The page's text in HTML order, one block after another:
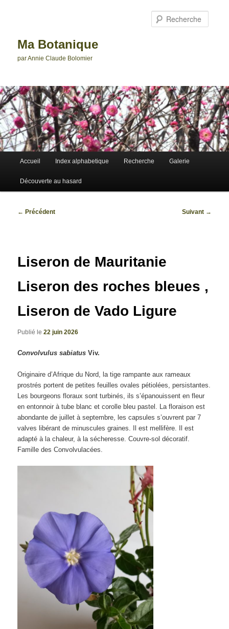
Ma Botanique
par Annie Claude Bolomier
Accueil Index alphabetique Recherche Galerie
Découverte au hasard
Navigation
← Précédent Suivant →
Liseron de Mauritanie
Liseron des roches bleues ,
Liseron de Vado Ligure
Publié le22 juin 2026
Convolvulus sabiatusViv.
Originaire d’Afrique du Nord, la tige rampante aux rameaux
prostrés portent de petites feuilles ovales pétiolées, persistantes.
Les bourgeons floraux sont turbinés, ils s’épanouissent en fleur
en entonnoir à tube blanc et corolle bleu pastel. La floraison est
abondante de juillet à septembre, les capsules s’ouvrent par 7
valves libérant de minuscules graines. Il est mellifère. Il est
adapté à la chaleur, à la sécheresse. Couvre-sol décoratif.
Famille des Convolvulacées.